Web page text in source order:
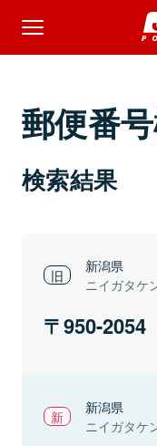
郵便番
検索結果
新潟県
ニイガタケ
950-2054
新潟県
ニイガタケ